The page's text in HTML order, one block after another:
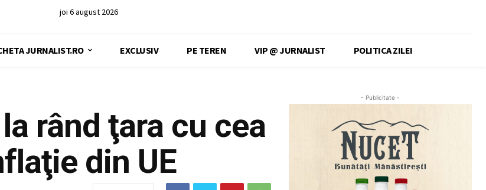
joi 6 august 2026
JURNALIST.RO EXCLUSIV PE TEREN VIP @ JURNALIST POLITICA ZILEI
rând ţara cu cea
din UE
- Publicitate -